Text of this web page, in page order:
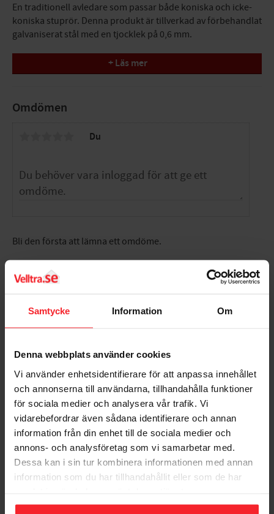
Samtycke Information Om
Denna webbplats använder cookies
Vi använder enhetsidentifierare för att anpassa innehållet
och annonserna till användarna, tillhandahålla funktioner
för sociala medier och analysera vår trafik. Vi
vidarebefordrar även sådana identifierare och annan
information från din enhet till de sociala medier och
annons- och analysföretag som vi samarbetar med.
Dessa kan i sin tur kombinera informationen med annan
information som du har tillhandahållit eller som de har
En traditionell avledare som passar både koniska och icke-
koniska stuprör. Denna produkt är tillverkad av förbehandlat
galvaniserat stål med en tjocklek på 0,6 mm.
Dimensioner: 87 + Läs mer
Omdömen
Du
Bli den första att lämna ett omdöme.
Populära produkter
kupig Candor Benders
Modern Extra Vit,